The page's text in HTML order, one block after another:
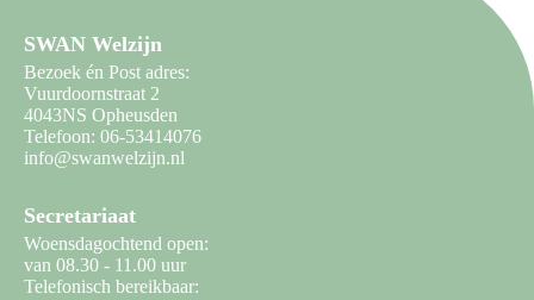
SWAN Welzijn
Bezoek én Post adres:
Vuurdoornstraat 2
4043NS Opheusden
Telefoon: 06-53414076
info@swanwelzijn.nl
Secretariaat
Woensdagochtend open:
van 08.30 - 11.00 uur
Telefonisch bereikbaar: